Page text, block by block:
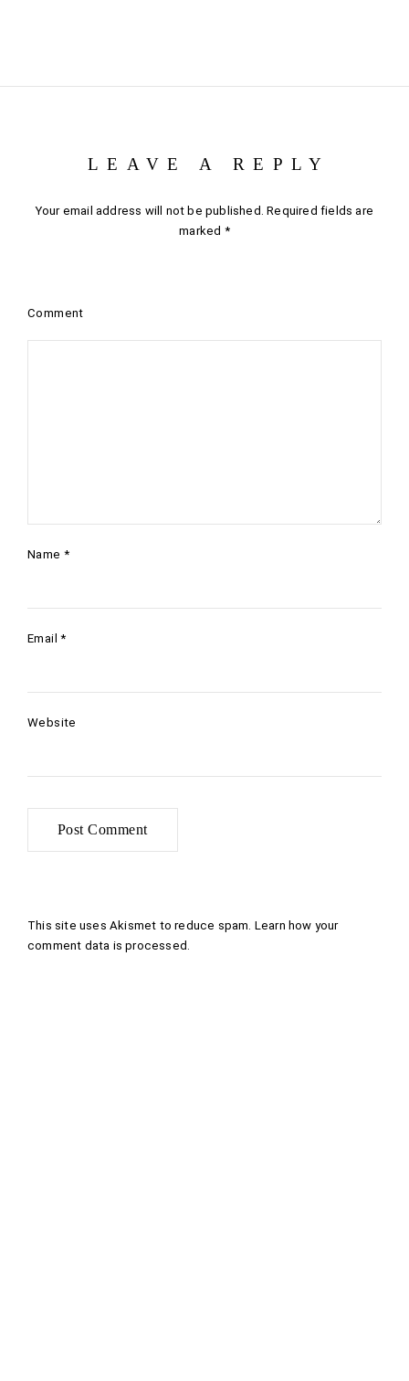
LEAVE A REPLY
Your email address will not be published. Required fields are
marked *
Comment
Name *
Email*
Website
This site uses Akismet to reduce spam. Learn how your
comment data is processed